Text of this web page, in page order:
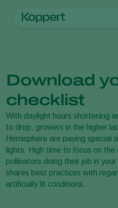
Control de enfermedades
Polinización
Sanidad vegetal
Aplicación
Monitoreo
Desinfección, Limpieza, &
Agentes sombreadores
Hortalizas de cultivo protegido
Plantas ornamentales
Frutas
Cultivos de hortalizas a
Cultivos herbáceos
Plagas y enfermedades
Plagas en plantas
Enfermedades de las plantas
Acerca de Koppert
Acerca de Koppert
Acerca de Koppert
Noticias e información
Trabajar en Koppert
Contáctanos
Buscar
Download
checklist
With daylight hours shortening
to drop, growers in the higher
Hemisphere are paying special
lights. High time to focus on
pollinators doing their job in
shares best practices with
artificially lit conditions.